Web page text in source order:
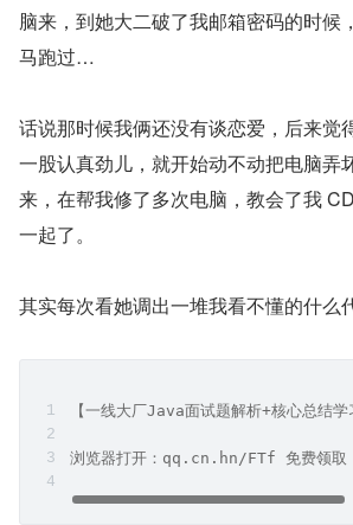
脑来，到她大二破了我邮箱密码的时候
马跑过…
话说那时候我俩还没有谈恋爱，后来觉
一股认真劲儿，就开始动不动把电脑
来，在帮我修了多次电脑，教会了我
一起了。
其实每次看她调出一堆我看不懂的什么
【一线大厂Java面试题解析+核心总结
浏览器打开：qq.cn.hn/FTf 免费领取